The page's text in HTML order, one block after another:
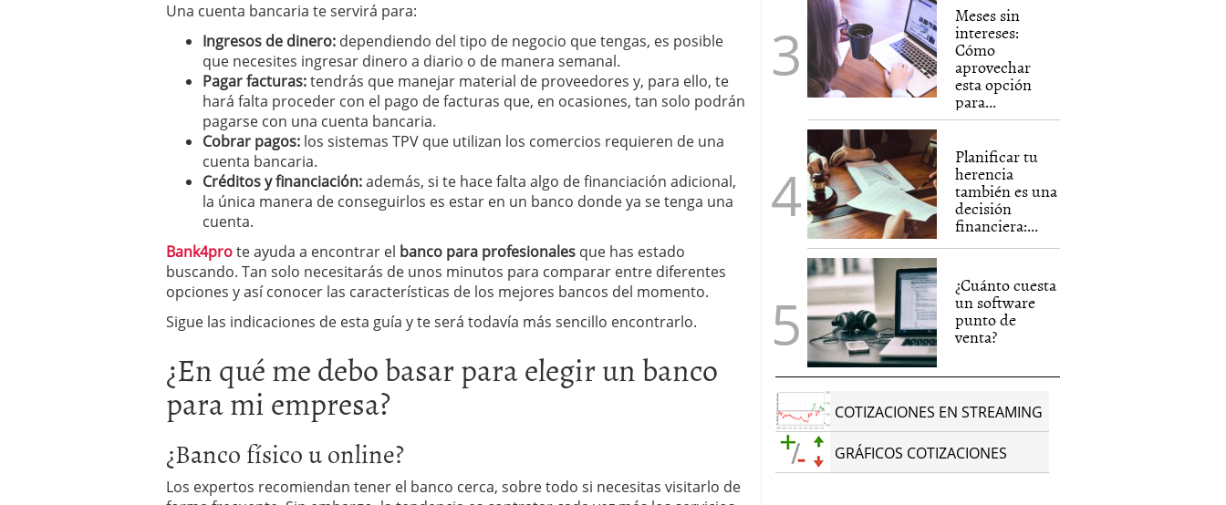
Una cuenta bancaria te servirá para:
Ingresos de dinero: dependiendo del tipo de negocio que tengas, es posible
que necesites ingresar dinero a diario o de manera semanal.
Pagar facturas:tendrás que manejar material de proveedores y, para ello, te
hará falta proceder con el pago de facturas que, en ocasiones, tan solo podrán
pagarse con una cuenta bancaria.
Cobrar pagos: los sistemas TPV que utilizan los comercios requieren de una
cuenta bancaria.
Créditos y financiación:además, si te hace falta algo de financiación adicional,
la única manera de conseguirlos es estar en un banco donde ya se tenga una
cuenta.
Bank4prote ayuda a encontrar el banco para profesionales que has estado
buscando. Tan solo necesitarás de unos minutos para comparar entre diferentes
opciones y así conocer las características de los mejores bancos del momento.
Sigue las indicaciones de esta guía y te será todavía más sencillo encontrarlo.
¿En qué me debo basar para elegir un banco
para mi empresa?
¿Banco físico u online?
Los expertos recomiendan tener el banco cerca, sobre todo si necesitas visitarlo de
Meses sin
intereses:
Cómo
aprovechar
esta opción
para...
Planificar tu
herencia
también es una
decisión
financiera:...
¿Cuánto cuesta
un software
punto de
venta?
COTIZACIONES EN STREAMING
GRÁFICOS COTIZACIONES